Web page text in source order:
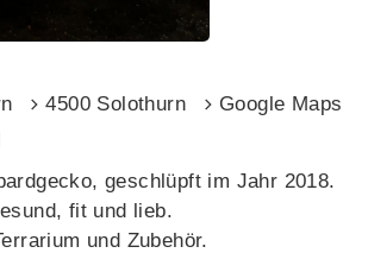
4500 Solothurn Google Maps
geschlüpft im Jahr 2018.
fit und lieb.
und Zubehör.